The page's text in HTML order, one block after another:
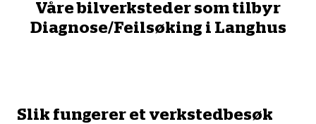
Våre bilverksteder som tilbyr
Diagnose/Feilsøking i Langhus
Slik fungerer et verkstedbesøk